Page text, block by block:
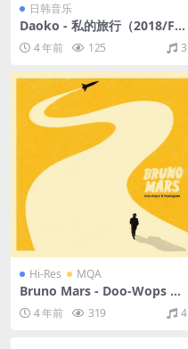
日韩音乐
Daoko - 私的旅行（2018/FL
AC/分轨/445M）
4 年前 125 3
Hi-Res MQA
Bruno Mars - Doo-Wops &
Hooligans（2010/FLAC/分
轨/498M）(MQA/24bit/44.1
4 年前 319 4